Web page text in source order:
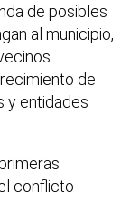
de posibles
al municipio,
de
y entidades
conflicto